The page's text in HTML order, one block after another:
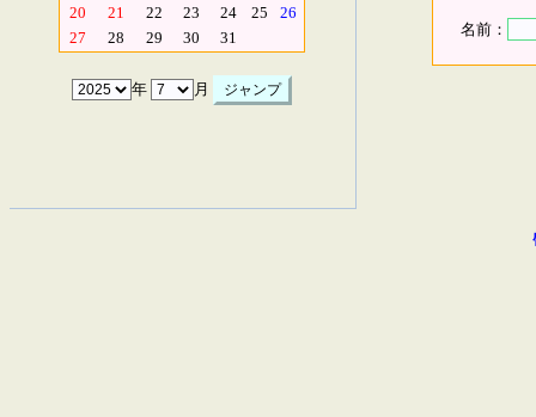
20
21 22 23 24 25
26
27
28 29 30 31
年 月
名前：